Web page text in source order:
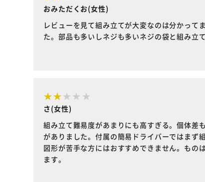
おみただくお(女性)
レビューを見て組み立てが大変なのは分かって
た。部品も多いしネジも多いネジの袋と組み立
さ(女性)
組み立て難易度があまりにも高すぎる。個体差
がありました。付属の簡易ドライバーではまず
図形が苦手な方にはおすすめできません。もの
ます。